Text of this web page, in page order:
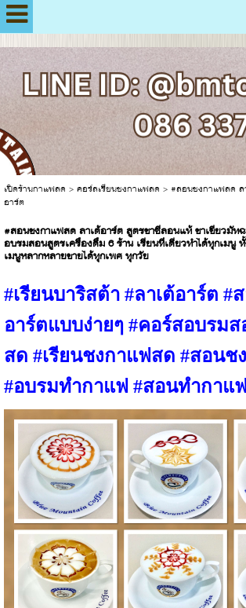
เปิดร้านกาแฟสด > คอร์สเรียนชงกาแฟสด > #สอนชงกาแฟสด ล
อาร์ต
#สอนชงกาแฟสด ลาเต้อาร์ต สูตรชาซีลอนแท้ ชาเขียวมัท
อบรมสอนสูตรเครื่องดื่ม 6 ร้าน เรียนที่เดียวทำได้ทุกเมนู
เมนูหลากหลายขายได้ทุกเพศ ทุกวัย
#เรียนบาริสต้า #ลาเต้อาร์ต #
อาร์ตแบบง่ายๆ #คอร์สอบรม
สด #เรียนชงกาแฟสด #สอนช
#อบรมทำกาแฟ #สอนทำกาแฟ